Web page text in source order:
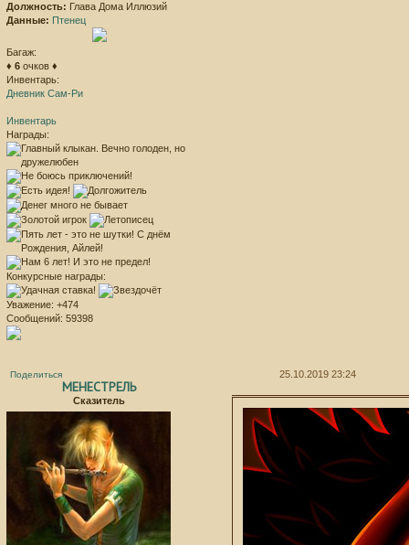
Должность: Глава Дома Иллюзий
Данные: Птенец
Багаж:
♦ 6 очков ♦
Инвентарь:
Дневник Сам-Ри
Инвентарь
Награды:
Конкурсные награды:
Уважение: +474
Сообщений: 59398
Поделиться 25.10.2019 23:24
МЕНЕСТРЕЛЬ
Сказитель